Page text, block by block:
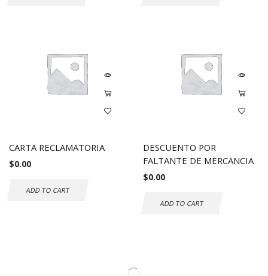
CARTA RECLAMATORIA
$0.00
ADD TO CART
DESCUENTO POR
FALTANTE DE MERCANCIA
$0.00
ADD TO CART